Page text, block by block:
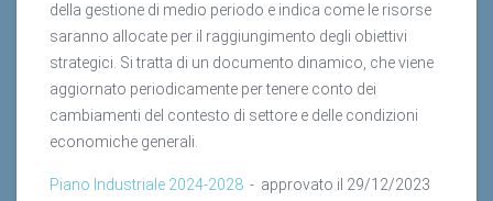
della gestione di medio periodo e indica come le risorse
saranno allocate per il raggiungimento degli obiettivi
strategici. Si tratta di un documento dinamico, che viene
aggiornato periodicamente per tenere conto dei
cambiamenti del contesto di settore e delle condizioni
economiche generali.
Piano Industriale 2024-2028 - approvato il 29/12/2023